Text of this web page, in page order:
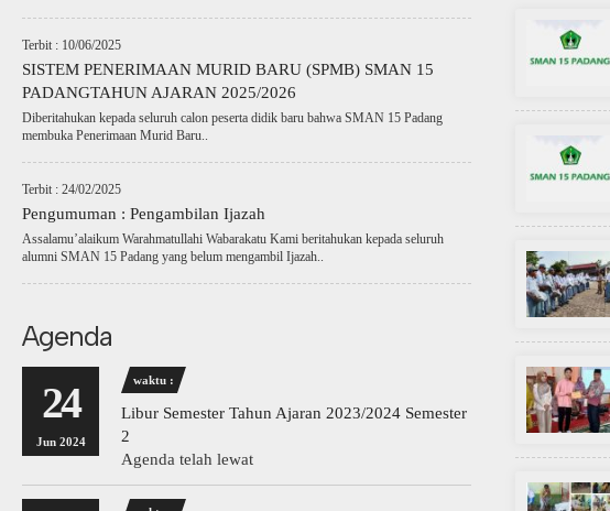
Terbit : 10/06/2025
SISTEM PENERIMAAN MURID BARU (SPMB) SMAN 15
PADANGTAHUN AJARAN 2025/2026
Diberitahukan kepada seluruh calon peserta didik baru bahwa SMAN 15 Padang
membuka Penerimaan Murid Baru..
Terbit : 24/02/2025
Pengumuman : Pengambilan Ijazah
Assalamu’alaikum Warahmatullahi Wabarakatu Kami beritahukan kepada seluruh
alumni SMAN 15 Padang yang belum mengambil Ijazah..
Agenda
24
Jun 2024
waktu :
Libur Semester Tahun Ajaran 2023/2024 Semester
2
Agenda telah lewat